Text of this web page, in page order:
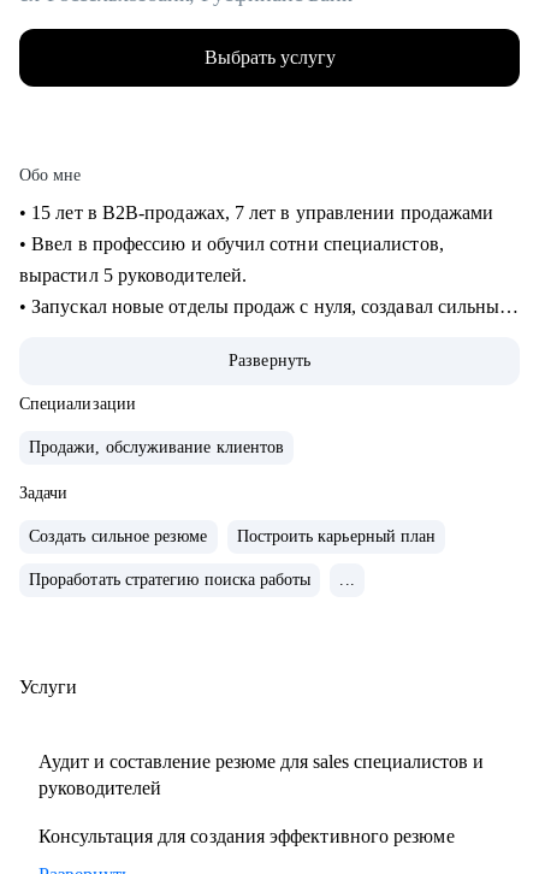
Выбрать услугу
Обо мне
• 15 лет в B2B-продажах, 7 лет в управлении продажами
• Ввел в профессию и обучил сотни специалистов,
вырастил 5 руководителей.
• Запускал новые отделы продаж с нуля, создавал сильные
и руководителей.
• 500+ продающих резюме и сопроводительных писем
• 300+ карьерных консультаций
• Составить резюме и оцифровать ключевые достижения.
рекомендации.
• Выстроить эффективное управление командой (прямой
• Подготовиться к полугодовому/ годовому ревью и
переговорам с руководителем.
Развернуть
Специализации
Продажи, обслуживание клиентов
Задачи
Создать сильное резюме Построить карьерный план
Проработать стратегию поиска работы ...
Услуги
Аудит и составление резюме для sales специалистов и
руководителей
Консультация для создания эффективного резюме